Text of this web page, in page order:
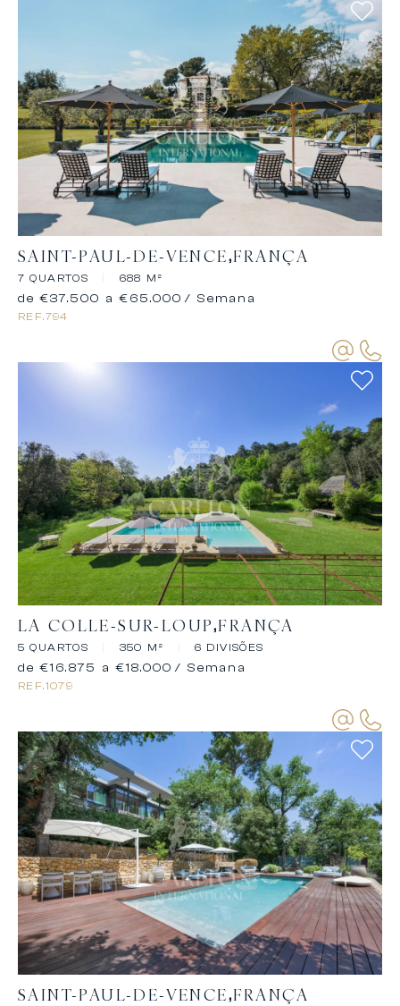
SAINT-PAUL-DE-VENCE FRANÇA
7 QUARTOS 688 M²
REF.794
de €37.500 a €65.000 / Semana
LA COLLE-SUR-LOUP FRANÇA
5 QUARTOS 350 M² 6 DIVISÕES
REF.1079
de €16.875 a €18.000 / Semana
SAINT-PAUL-DE-VENCE FRANÇA